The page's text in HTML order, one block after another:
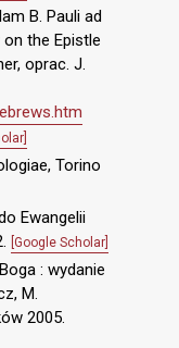
B. Pauli ad
the Epistle
oprac. J.
Torino
Ewangelii
[Google Scholar]
: wydanie
M.
2005.